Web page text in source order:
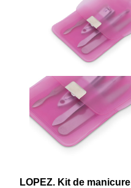
LOPEZ. Kit de manicure